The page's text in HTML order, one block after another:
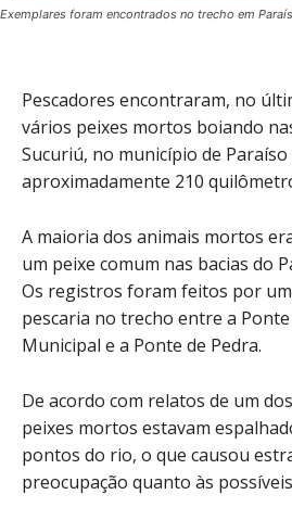
Exemplares foram encontrados no trecho em
Pescadores encontraram, no
vários peixes mortos boiando
Sucuriú, no município de Paraíso
aproximadamente 210
A maioria dos animais mortos
um peixe comum nas bacias do
Os registros foram feitos por
pescaria no trecho entre a
Municipal e a Ponte de Pedra.
De acordo com relatos de um
peixes mortos estavam
pontos do rio, o que causou
preocupação quanto às